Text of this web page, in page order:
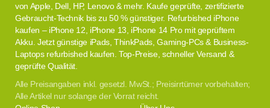
von Apple, Dell, HP, Lenovo & mehr. Kaufe geprüfte, zertifizierte
Gebraucht-Technik bis zu 50 % günstiger. Refurbished iPhone
kaufen – iPhone 12, iPhone 13, iPhone 14 Pro mit geprüftem
Akku. Jetzt günstige iPads, ThinkPads, Gaming-PCs & Business-
Laptops refurbished kaufen. Top-Preise, schneller Versand &
geprüfte Qualität.
Alle Preisangaben inkl. gesetzl. MwSt.; Preisirrtümer vorbehalten;
Alle Artikel nur solange der Vorrat reicht.